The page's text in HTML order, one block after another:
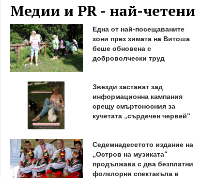
Медии и PR - най-четени
Една от най-посещаваните
зони през зимата на Витоша
беше обновена с
доброволчески труд
Звезди застават зад
информационна кампания
срещу смъртоносния за
кучетата „сърдечен червей“
Седемнадесетото издание на
„Остров на музиката“
продължава с два безплатни
фолклорни спектакъла в